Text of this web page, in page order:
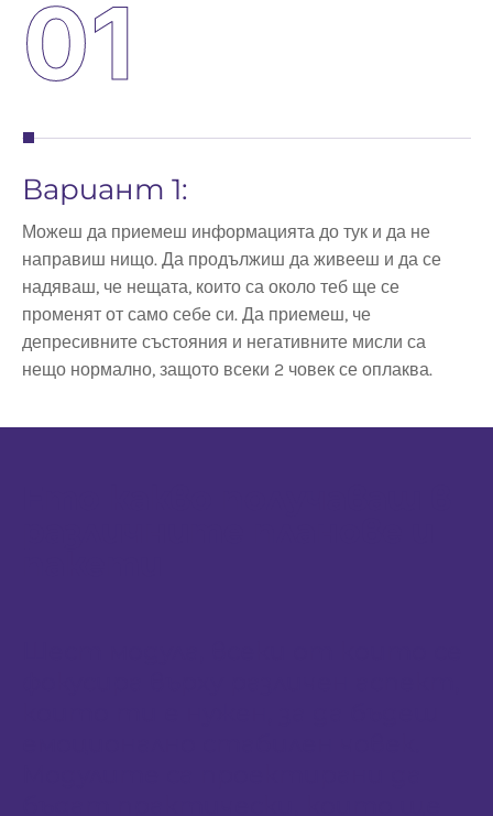
01
Вариант 1:
Можеш да приемеш информацията до тук и да не
направиш нищо. Да продължиш да живееш и да се
надяваш, че нещата, които са около теб ще се
променят от само себе си. Да приемеш, че
депресивните състояния и негативните мисли са
нещо нормално, защото всеки 2 човек се оплаква.